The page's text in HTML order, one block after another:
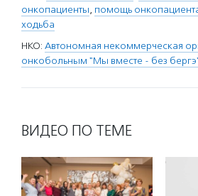
онкопациенты, помощь
ходьба
НКО: Автономная некоммерческая
онкобольным "Мы вместе - без
ВИДЕО ПО ТЕМЕ